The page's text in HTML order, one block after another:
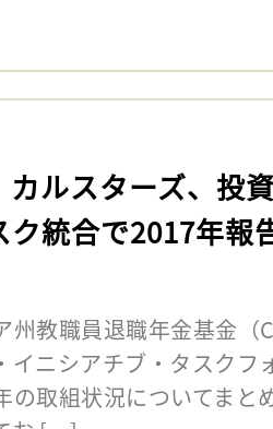
カルスターズ、投
ク統合で2017年報
教職員退職年金基金（
イニシアチブ・タスクフ
の取組状況についてまと